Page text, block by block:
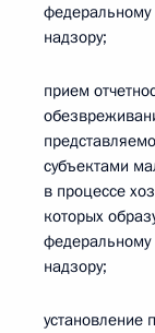
федеральному
надзору;
прием
субъектами
в процессе
которых
федеральному
надзору;
установление